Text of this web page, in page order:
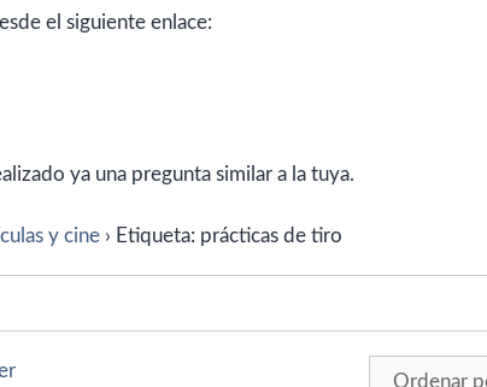
el siguiente enlace:
ya una pregunta similar a la tuya.
y cine › Etiqueta: prácticas de tiro